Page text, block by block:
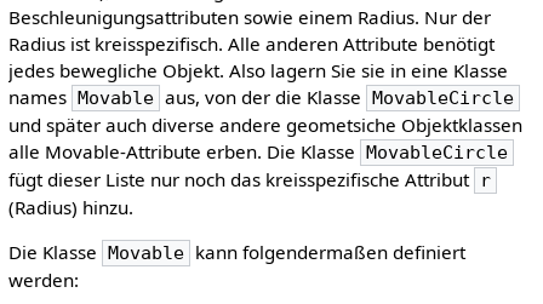
Beschleunigungsattributen sowie einem Radius. Nur der
Radius ist kreisspezifisch. Alle anderen Attribute benötigt
jedes bewegliche Objekt. Also lagern Sie sie in eine Klasse
names Movable aus, von der die Klasse MovableCircle
und später auch diverse andere geometsiche Objektklassen
alle Movable-Attribute erben. Die Klasse MovableCircle
fügt dieser Liste nur noch das kreisspezifische Attribut r
(Radius) hinzu.
Die Klasse Movable kann folgendermaßen definiert
werden: